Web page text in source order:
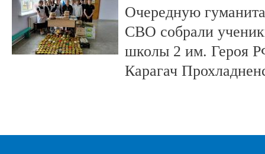
Очередную
СВО собрали
школы 2 им. Героя
Карагач